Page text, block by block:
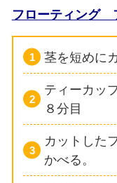
フローティング
茎を短めに
ティーカッ
８分目
カットした
かべる。